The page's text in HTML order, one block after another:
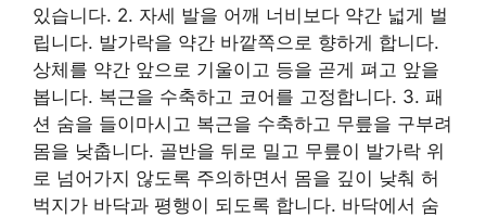
있습니다. 2. 자세 발을 어깨 너비보다 약간 넓게 벌
립니다. 발가락을 약간 바깥쪽으로 향하게 합니다.
상체를 약간 앞으로 기울이고 등을 곧게 펴고 앞을
봅니다. 복근을 수축하고 코어를 고정합니다. 3. 패
션 숨을 들이마시고 복근을 수축하고 무릎을 구부려
몸을 낮춥니다. 골반을 뒤로 밀고 무릎이 발가락 위
로 넘어가지 않도록 주의하면서 몸을 깊이 낮춰 허
벅지가 바닥과 평행이 되도록 합니다. 바닥에서 숨